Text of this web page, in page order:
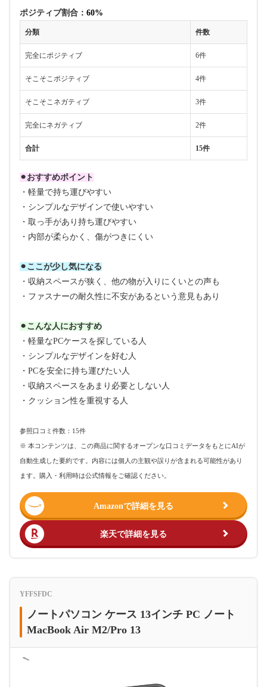
ポジティブ割合： 60%
分類 件数
完全にポジティブ 6件
そこそこポジティブ 4件
そこそこネガティブ 3件
完全にネガティブ 2件
合計 15件
⚫︎おすすめポイント
・軽量で持ち運びやすい
・シンプルなデザインで使いやすい
・取っ手があり持ち運びやすい
・内部が柔らかく、傷がつきにくい
⚫︎ここが少し気になる
・収納スペースが狭く、他の物が入りにくいとの声も
・ファスナーの耐久性に不安があるという意見もあり
⚫︎こんな人におすすめ
・軽量なPCケースを探している人
・シンプルなデザインを好む人
・PCを安全に持ち運びたい人
・収納スペースをあまり必要としない人
・クッション性を重視する人
参照口コミ件数：15件
※ 本コンテンツは、この商品に関するオープンな口コミデータをもとにAIが
自動生成した要約です。内容には個人の主観や誤りが含まれる可能性があり
ます。購入・利用時は公式情報をご確認ください。
Amazonで詳細を見る
楽天で詳細を見る
YFFSFDC
ノートパソコン ケース 13インチ PC ノート
MacBook Air M2/Pro 13
＜